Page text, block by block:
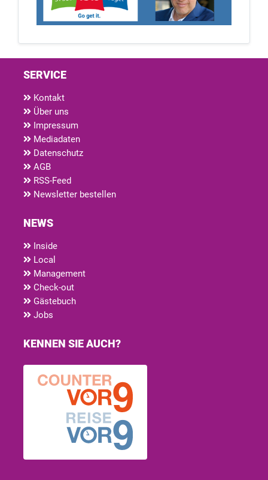
SERVICE
Kontakt
Über uns
Impressum
Mediadaten
Datenschutz
AGB
RSS-Feed
Newsletter bestellen
NEWS
Inside
Local
Management
Check-out
Gästebuch
Jobs
KENNEN SIE AUCH?